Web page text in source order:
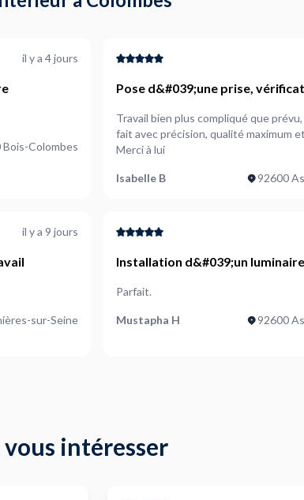
il y a 4 jours
Bois-Colombes
Pose d&#039;une prise,
Travail bien plus compliqué que
fait avec précision, qualité maximum
Merci à lui
Isabelle B 92600
il y a 9 jours
sur-Seine
Installation d&#039;un
Parfait.
Mustapha H 92600
intéresser